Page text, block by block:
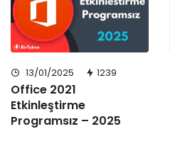
13/01/2025 1239
Office 2021
Etkinleştirme
Programsız – 2025